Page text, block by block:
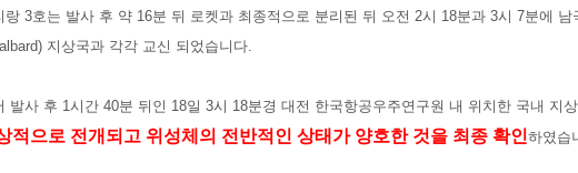
랑 3호는 발사 후 약 16분 뒤 로켓과 최종적으로 분리된 뒤 오전 2시 18분과 3시 7분에
지상국과 각각 교신 되었습니다.
발사 후 1시간 40분 뒤인 18일 3시 18분경 대전 한국항공우주연구원 내 위치한 국내 지
적으로 전개되고 위성체의 전반적인 상태가 양호한 것을 최종 확인하였습